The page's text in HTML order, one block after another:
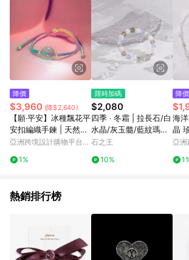
依LINE購物網站訂單成立通知為準。​​ (5)LINE購物
品最高回饋點數」機制 (部分時段開放「回饋無上限
訂單中同一商品不論件數計算，請依訂單成立當下
饋機制為準。
降價
$3,960 (降$2,640)
【願‧平安】冰種飄花平
安扣編織手鍊 | 天然緬
甸翡翠A貨 | 送禮
亞洲跨境設計購物平台
1%
限時加碼
$2,080
四季 ‧ 冬霜 | 拉長石/白
水晶/灰玉髓/藍紋瑪瑙/
白月光
石之王
10%
降價
海
晶
鍊/
亞洲
熱銷排行榜